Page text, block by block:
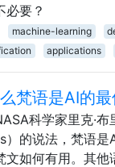
必要？
machine-learning
applications
梵语是AI的最
科学家里克·布
）的说法，梵语是
文如何有用。其他